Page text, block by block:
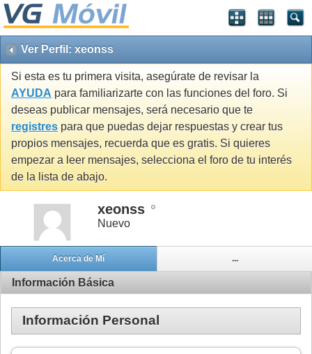
Ver Perfil: xeonss
Si esta es tu primera visita, asegúrate de revisar la
AYUDA para familiarizarte con las funciones del foro. Si
deseas publicar mensajes, será necesario que te
registres para que puedas dejar respuestas y crear tus
propios mensajes, recuerda que es gratis. Si quieres
empezar a leer mensajes, selecciona el foro de tu interés
de la lista de abajo.
xeonss
Nuevo
Acerca de Mí ...
Información Básica
Información Personal